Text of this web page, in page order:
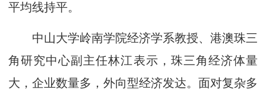
平均线持平。
中山大学岭南学院经济学系教授、港澳珠三
角研究中心副主任林江表示，珠三角经济体量
大，企业数量多，外向型经济发达。面对复杂多